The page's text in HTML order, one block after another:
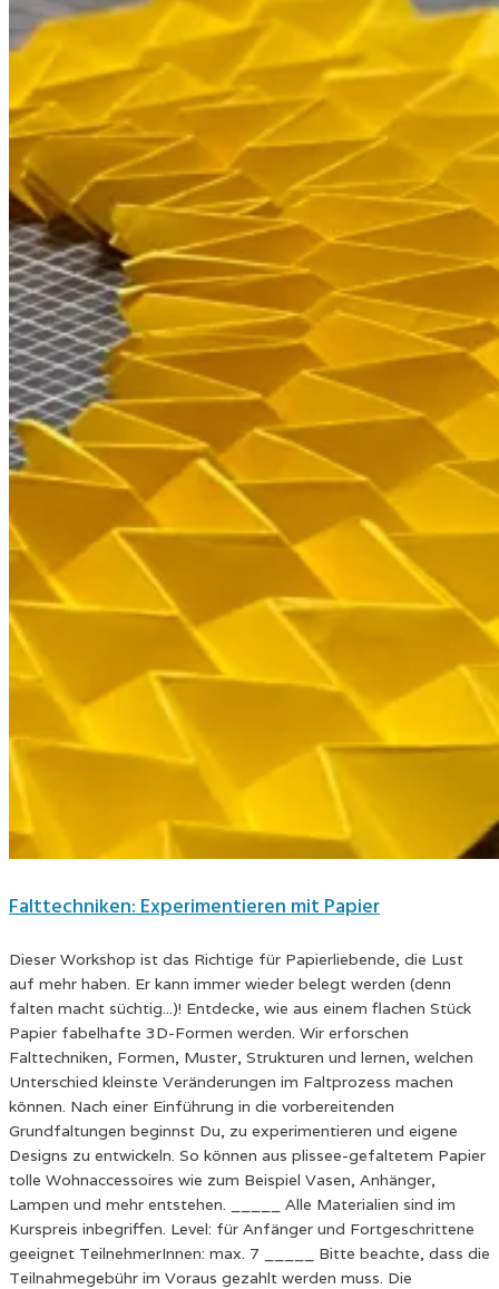
Falttechniken: Experimentieren mit Papier
Dieser Workshop ist das Richtige für Papierliebende, die Lust
auf mehr haben. Er kann immer wieder belegt werden (denn
falten macht süchtig...)! Entdecke, wie aus einem flachen Stück
Papier fabelhafte 3D-Formen werden. Wir erforschen
Falttechniken, Formen, Muster, Strukturen und lernen, welchen
Unterschied kleinste Veränderungen im Faltprozess machen
können. Nach einer Einführung in die vorbereitenden
Grundfaltungen beginnst Du, zu experimentieren und eigene
Designs zu entwickeln. So können aus plissee-gefaltetem Papier
tolle Wohnaccessoires wie zum Beispiel Vasen, Anhänger,
Lampen und mehr entstehen. _____ Alle Materialien sind im
Kurspreis inbegriffen. Level: für Anfänger und Fortgeschrittene
geeignet TeilnehmerInnen: max. 7 _____ Bitte beachte, dass die
Teilnahmegebühr im Voraus gezahlt werden muss. Die